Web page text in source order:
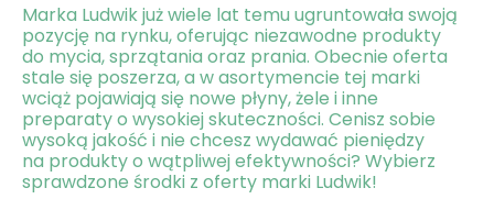
Marka Ludwik już wiele lat temu ugruntowała swoją
pozycję na rynku, oferując niezawodne produkty
do mycia, sprzątania oraz prania. Obecnie oferta
stale się poszerza, a w asortymencie tej marki
wciąż pojawiają się nowe płyny, żele i inne
preparaty o wysokiej skuteczności. Cenisz sobie
wysoką jakość i nie chcesz wydawać pieniędzy
na produkty o wątpliwej efektywności? Wybierz
sprawdzone środki z oferty marki Ludwik!